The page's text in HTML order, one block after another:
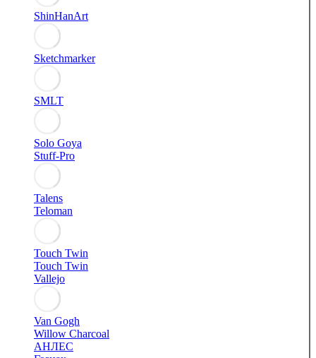
ShinHanArt
Sketchmarker
SMLT
Solo Goya
Stuff-Pro
Talens
Teloman
Touch Twin
Touch Twin
Vallejo
Van Gogh
Willow Charcoal
АНЛЕС